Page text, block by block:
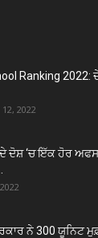
Ranking 2022:
2022
ਦੋਸ਼ ‘ਚ ਇੱਕ ਹੋਰ
ਨੇ 300 ਯੂਨਿਟ